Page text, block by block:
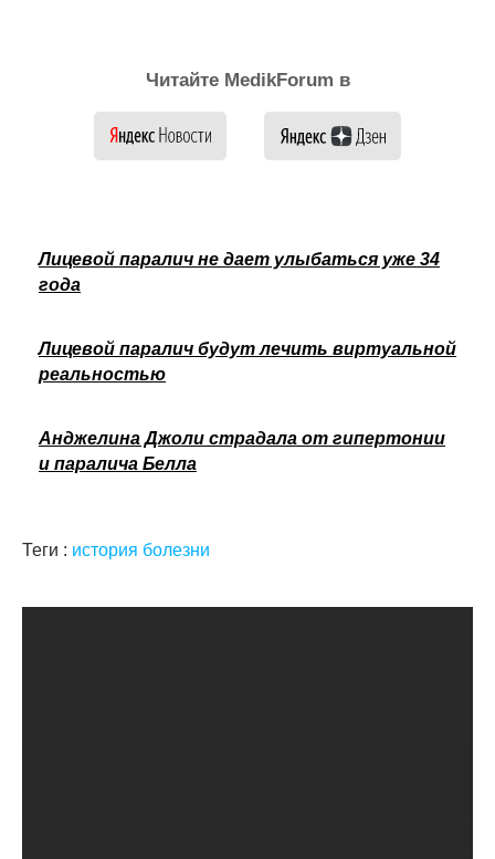
Читайте MedikForum в
Лицевой паралич не дает улыбаться уже 34
года
Лицевой паралич будут лечить виртуальной
реальностью
Анджелина Джоли страдала от гипертонии
и паралича Белла
Теги : история болезни